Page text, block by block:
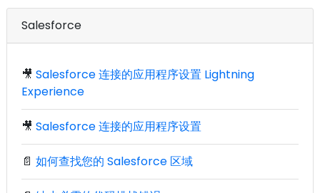
Salesforce
🎥 Salesforce 连接的应用程序设置 Lightning
Experience
🎥 Salesforce 连接的应用程序设置
📄 如何查找您的 Salesforce 区域